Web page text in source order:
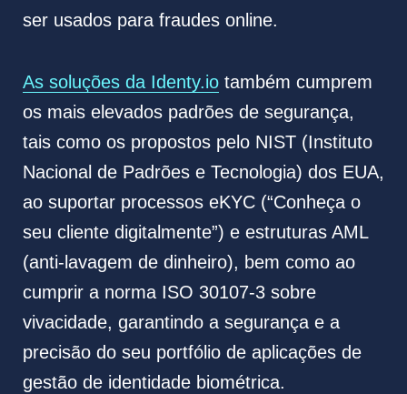
ser usados para fraudes online.
As soluções da Identy.iotambém cumprem
os mais elevados padrões de segurança,
tais como os propostos pelo NIST (Instituto
Nacional de Padrões e Tecnologia) dos EUA,
ao suportar processos eKYC (“Conheça o
seu cliente digitalmente”) e estruturas AML
(anti-lavagem de dinheiro), bem como ao
cumprir a norma ISO 30107-3 sobre
vivacidade, garantindo a segurança e a
precisão do seu portfólio de aplicações de
gestão de identidade biométrica.